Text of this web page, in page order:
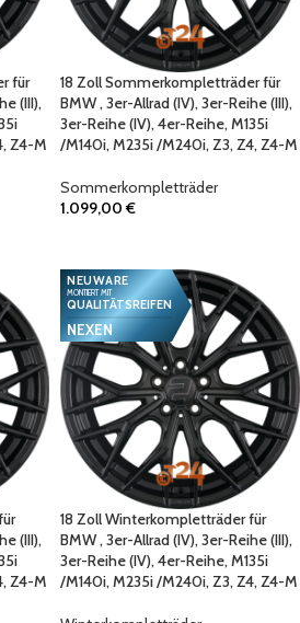
für
(III),
Z4-M
18 Zoll Sommerkompletträder für
BMW , 3er-Allrad (IV), 3er-Reihe (III),
3er-Reihe (IV), 4er-Reihe, M135i
/M140i, M235i /M240i, Z3, Z4, Z4-M
Sommerkompletträder
1.099,00€
(III),
Z4-M
NEUWARE
MONTIERT MIT
QUALITÄTSREIFEN
NEXEN
18 Zoll Winterkompletträder für
BMW , 3er-Allrad (IV), 3er-Reihe (III),
3er-Reihe (IV), 4er-Reihe, M135i
/M140i, M235i /M240i, Z3, Z4, Z4-M